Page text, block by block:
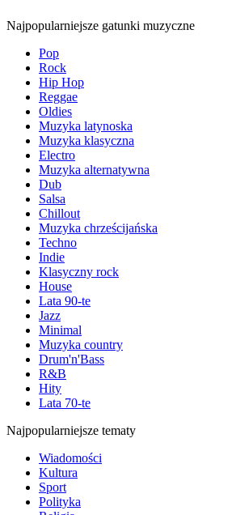
Najpopularniejsze gatunki muzyczne
Pop
Rock
Hip Hop
Reggae
Oldies
Muzyka latynoska
Muzyka klasyczna
Electro
Muzyka alternatywna
Dub
Salsa
Chillout
Muzyka chrześcijańska
Techno
Indie
Klasyczny rock
House
Lata 90-te
Jazz
Minimal
Muzyka country
Drum'n'Bass
R&B
Hity
Lata 70-te
Najpopularniejsze tematy
Wiadomości
Kultura
Sport
Polityka